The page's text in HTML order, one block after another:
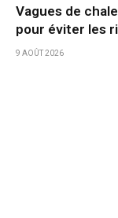
Vagues de
pour éviter les
9 AOÛT 2026